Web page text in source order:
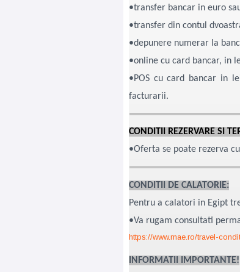
•transfer bancar in euro
•transfer din contul
•depunere numerar la
•online cu card bancar, in
•POS cu card bancar in
facturarii.
CONDITII REZERVARE SI
•Oferta se poate rezerva
CONDITII DE CALATORIE:
Pentru a calatori in Egipt
•Va rugam consultati
https://www.mae.ro/travel-
INFORMATII IMPORTANTE!